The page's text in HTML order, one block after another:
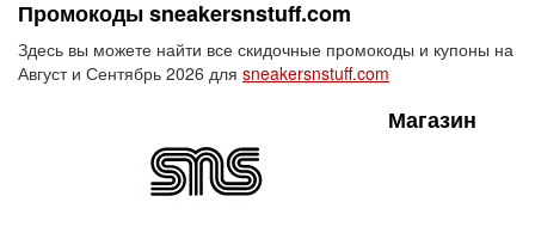
Промокоды sneakersnstuff.com
Здесь вы можете найти все скидочные промокоды и купоны на
Август и Сентябрь 2026 для sneakersnstuff.com
Магазин